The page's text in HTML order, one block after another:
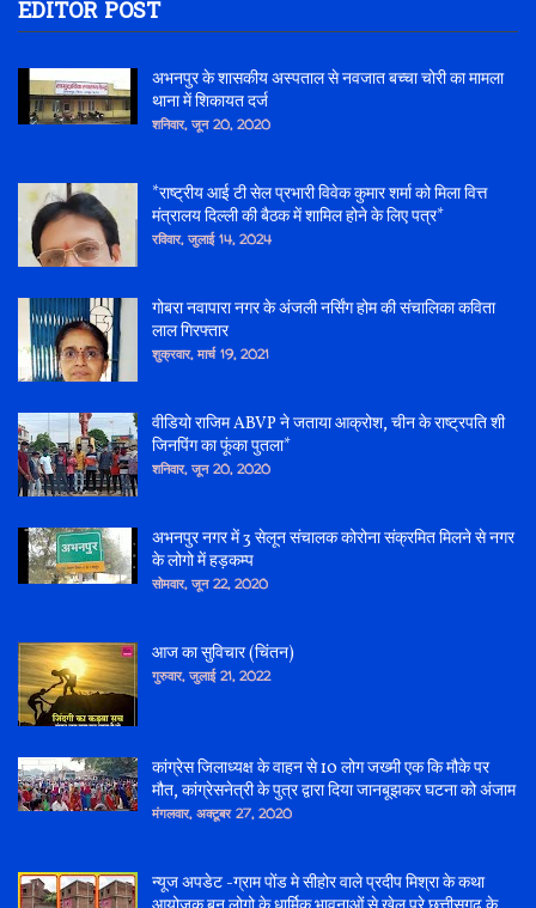
EDITOR POST
अभनपुर के शासकीय अस्पताल से नवजात बच्चा चोरी का मामला
थाना में शिकायत दर्ज
शनिवार, जून 20, 2020
*राष्ट्रीय आई टी सेल प्रभारी विवेक कुमार शर्मा को मिला वित्त
मंत्रालय दिल्ली की बैठक में शामिल होने के लिए पत्र*
रविवार, जुलाई 14, 2024
गोबरा नवापारा नगर के अंजली नर्सिंग होम की संचालिका कविता
लाल गिरफ्तार
शुक्रवार, मार्च 19, 2021
वीडियो राजिम ABVP ने जताया आक्रोश, चीन के राष्ट्रपति शी
जिनपिंग का फूंका पुतला*
शनिवार, जून 20, 2020
अभनपुर नगर में 3 सेलून संचालक कोरोना संक्रमित मिलने से नगर
के लोगो में हड़कम्प
सोमवार, जून 22, 2020
आज का सुविचार (चिंतन)
गुरुवार, जुलाई 21, 2022
कांग्रेस जिलाध्यक्ष के वाहन से 10 लोग जख्मी एक कि मौके पर
मौत, कांग्रेसनेत्री के पुत्र द्वारा दिया जानबूझकर घटना को अंजाम
मंगलवार, अक्टूबर 27, 2020
न्यूज अपडेट -ग्राम पोंड मे सीहोर वाले प्रदीप मिश्रा के कथा